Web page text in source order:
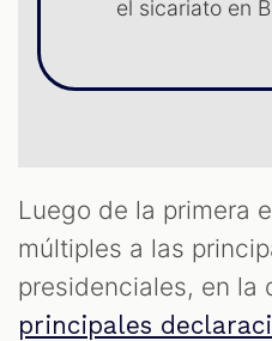
el sicariato en
Luego de la primera
múltiples a las
presidenciales, en la
principales